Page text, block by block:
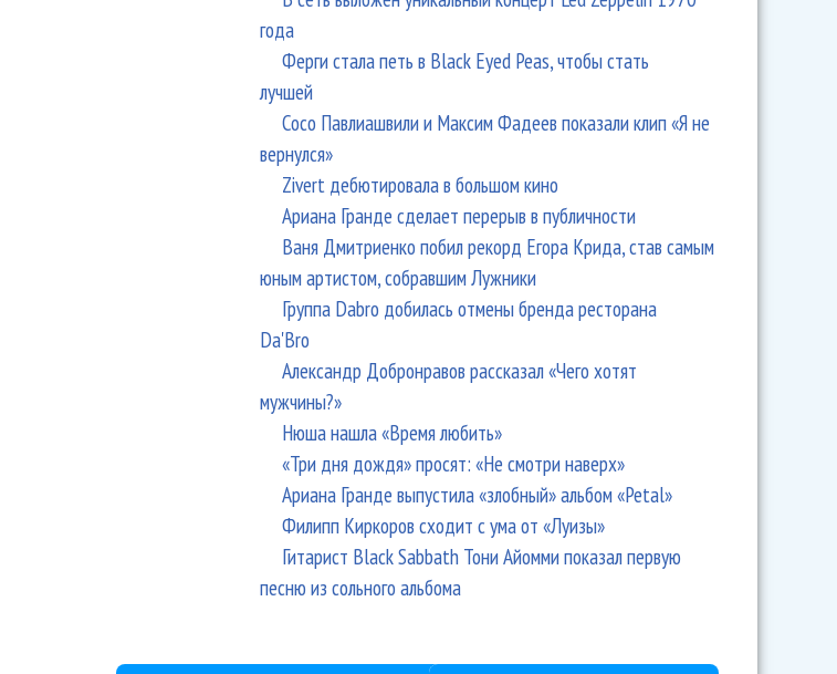
года
Ферги стала петь в Black Eyed Peas, чтобы стать
лучшей
Сосо Павлиашвили и Максим Фадеев показали клип «Я не
вернулся»
Zivert дебютировала в большом кино
Ариана Гранде сделает перерыв в публичности
Ваня Дмитриенко побил рекорд Егора Крида, став самым
юным артистом, собравшим Лужники
Группа Dabro добилась отмены бренда ресторана
Da'Bro
Александр Добронравов рассказал «Чего хотят
мужчины?»
Нюша нашла «Время любить»
«Три дня дождя» просят: «Не смотри наверх»
Ариана Гранде выпустила «злобный» альбом «Petal»
Филипп Киркоров сходит с ума от «Луизы»
Гитарист Black Sabbath Тони Айомми показал первую
песню из сольного альбома